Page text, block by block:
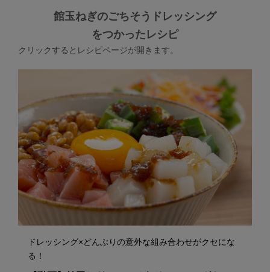
館玉ねぎのごちそうドレッシング
をつかったレシピ
クリックするとレシピページが開きます。
ドレッシング×どんぶりの意外な組み合わせがクセにな
る！